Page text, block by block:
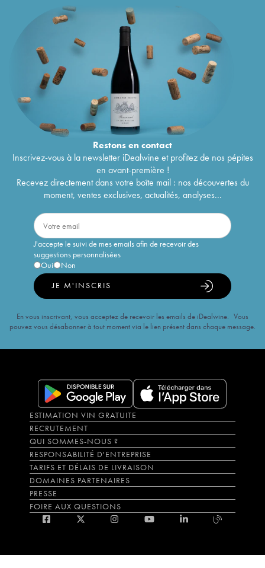
Restons encontact
Inscrivez-vous à la newsletter iDealwine et profitez de nos pépites
en avant-première !
Recevez directement dans votre boîte mail : nos découvertes du
moment, ventes exclusives, actualités, analyses...
J'accepte le suivi de mes emails afin de recevoir des
suggestions personnalisées
Oui
Non
JE M'INSCRIS
En vous inscrivant, vous acceptez de recevoir les emails de iDealwine. Vous
pouvez vous désabonner à tout moment via le lien présent dans chaque message.
ESTIMATION VIN GRATUITE
RECRUTEMENT
QUI SOMMES-NOUS ?
RESPONSABILITÉ D'ENTREPRISE
TARIFS ET DÉLAIS DE LIVRAISON
DOMAINES PARTENAIRES
PRESSE
FOIRE AUX QUESTIONS